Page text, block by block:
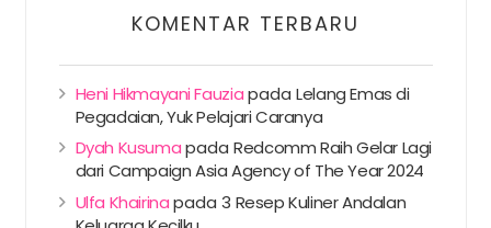
KOMENTAR TERBARU
Heni Hikmayani FauziapadaLelang Emas di
Pegadaian, Yuk Pelajari Caranya
Dyah KusumapadaRedcomm Raih Gelar Lagi
dari Campaign Asia Agency of The Year 2024
Ulfa Khairinapada3 Resep Kuliner Andalan